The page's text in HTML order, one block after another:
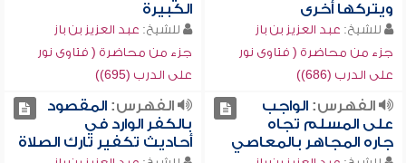
ويتركها أخرى
للشيخ: عبد العزيز بن باز
جزء من محاضرة ( فتاوى نور
على الدرب (686))
الكبيرة
للشيخ: عبد العزيز بن باز
جزء من محاضرة ( فتاوى نور
على الدرب (695))
الفهرس:الواجب
على المسلم تجاه
جاره المجاهر بالمعاصي
الفهرس:المقصود
بالكفر الوارد في
أحاديث تكفير تارك الصلاة